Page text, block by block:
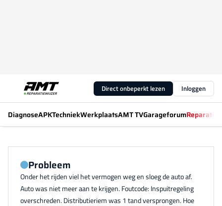
Direct onbeperkt lezen Inloggen
DiagnoseAPKTechniekWerkplaatsAMT TVGarageforum
Probleem
Onder het rijden viel het vermogen weg en sloeg de auto af.
Auto was niet meer aan te krijgen. Foutcode: Inspuitregeling
overschreden. Distributieriem was 1 tand versprongen. Hoe